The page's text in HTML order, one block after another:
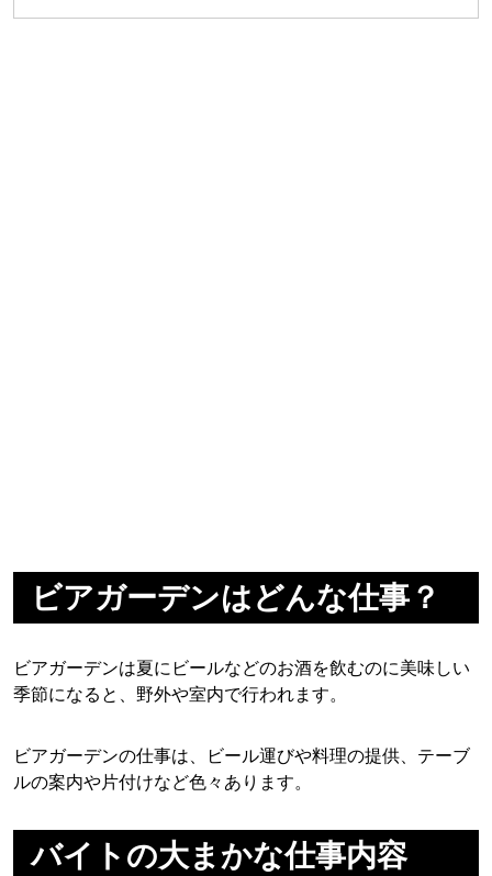
ビアガーデンはどんな仕事？
ビアガーデンは夏にビールなどのお酒を飲むのに美味しい
季節になると、野外や室内で行われます。
ビアガーデンの仕事は、ビール運びや料理の提供、テーブ
ルの案内や片付けなど色々あります。
バイトの大まかな仕事内容